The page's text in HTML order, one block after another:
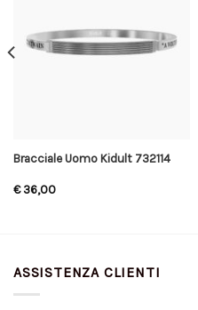
Bracciale Uomo Kidult 732114
€36,00
ASSISTENZA CLIENTI